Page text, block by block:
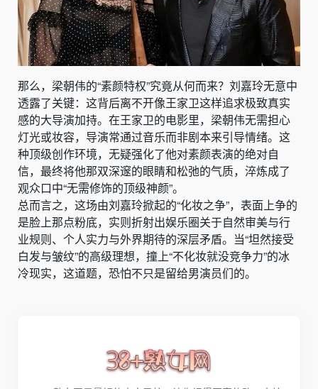
那么，梁朝伟的“素颜特权”究竟从何而来？刘嘉玲无意中
透露了关键：这背后离不开像王家卫这样追求极致真实
感的大导演加持。在王家卫的电影里，梁朝伟无需担心
灯光或妆容，导演常通过音乐而非剧本来引导情绪。这
种顶级创作环境，无疑强化了他对素颜表演的绝对自
信，最终将他那双深邃的眼睛和松弛的气质，淬炼成了
观众口中“无需修饰的顶级神颜”。
总而言之，这场由刘嘉玲掀起的“化妆之争”，表面上争的
是脸上那点粉底，实则折射出娱乐圈关于自然审美与行
业规则、个人实力与外界期待的深层矛盾。当“坦然接受
白发与皱纹”的高级理想，撞上“不化妆就没竞争力”的冰
冷现实，这道题，恐怕不只是留给男演员们的。